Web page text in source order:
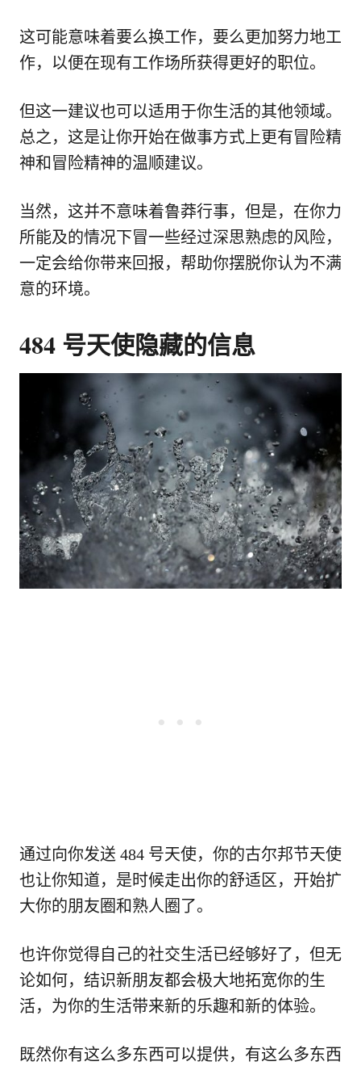
这可能意味着要么换工作，要么更加努力地工
作，以便在现有工作场所获得更好的职位。
但这一建议也可以适用于你生活的其他领域。
总之，这是让你开始在做事方式上更有冒险精
神和冒险精神的温顺建议。
当然，这并不意味着鲁莽行事，但是，在你力
所能及的情况下冒一些经过深思熟虑的风险，
一定会给你带来回报，帮助你摆脱你认为不满
意的环境。
484 号天使隐藏的信息
通过向你发送 484 号天使，你的古尔邦节天使
也让你知道，是时候走出你的舒适区，开始扩
大你的朋友圈和熟人圈了。
也许你觉得自己的社交生活已经够好了，但无
论如何，结识新朋友都会极大地拓宽你的生
活，为你的生活带来新的乐趣和新的体验。
既然你有这么多东西可以提供，有这么多东西